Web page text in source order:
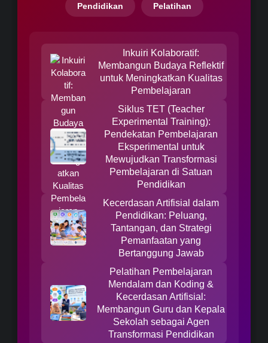
Pendidikan Pelatihan
Inkuiri Kolaboratif:
Membangun Budaya Reflektif
untuk Meningkatkan Kualitas
Pembelajaran
Siklus TET (Teacher
Experimental Training):
Pendekatan Pembelajaran
Eksperimental untuk
Mewujudkan Transformasi
Pembelajaran di Satuan
Pendidikan
Kecerdasan Artifisial dalam
Pendidikan: Peluang,
Tantangan, dan Strategi
Pemanfaatan yang
Bertanggung Jawab
Pelatihan Pembelajaran
Mendalam dan Koding &
Kecerdasan Artifisial:
Membangun Guru dan Kepala
Sekolah sebagai Agen
Transformasi Pendidikan